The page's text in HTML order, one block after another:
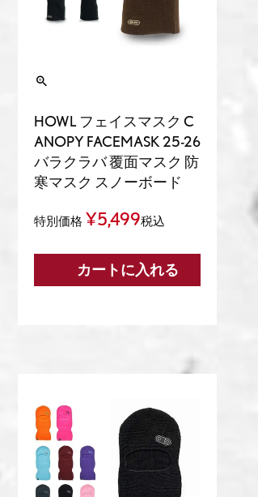
HOWL フェイスマスク C
ANOPY FACEMASK 25-26
バラクラバ 覆面マスク 防
寒マスク スノーボード
特別価格 ¥5,499税込
カートに入れる